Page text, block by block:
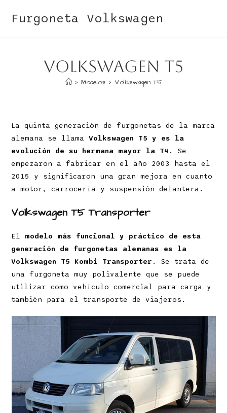
Furgoneta Volkswagen
Volkswagen T5
> Modelos > Volkswagen T5
La quinta generación de furgonetas de la marca
alemana se llamaVolkswagen T5 y es la
evolución de su hermana mayor la T4 . Se
empezaron a fabricar en el año 2003 hasta el
2015 y significaron una gran mejora en cuanto
a motor, carrocería y suspensión delantera.
Volkswagen T5 Transporter
El modelo más funcional y práctico de esta
generación de furgonetas alemanas es la
Volkswagen T5 Kombi Transporter . Se trata de
una furgoneta muy polivalente que se puede
utilizar como vehículo comercial para carga y
también para el transporte de viajeros.